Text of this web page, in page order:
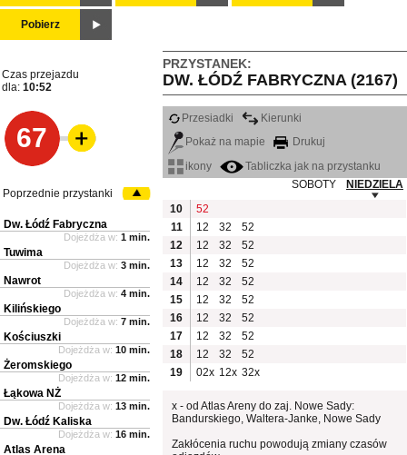
Pobierz
PRZYSTANEK:
DW. ŁÓDŹ FABRYCZNA (2167)
Czas przejazdu
dla: 10:52
67
Przesiadki
Kierunki
Pokaż na mapie
Drukuj
ikony
Tabliczka jak na przystanku
SOBOTY
NIEDZIELA
10
52
11
12 32
52
12
12 32
52
13
12 32
52
14
12 32
52
15
12 32
52
16
12 32
52
17
12 32
52
18
12 32
52
19
02x 12x 32x
x - od Atlas Areny do zaj. Nowe Sady:
Bandurskiego, Waltera-Janke, Nowe Sady
Zakłócenia ruchu powodują zmiany czasów
Poprzednie przystanki
Dw. Łódź Fabryczna
Dojeżdża w: 1 min.
Tuwima
Dojeżdża w: 3 min.
Nawrot
Dojeżdża w: 4 min.
Kilińskiego
Dojeżdża w: 7 min.
Kościuszki
Dojeżdża w: 10 min.
Żeromskiego
Dojeżdża w: 12 min.
Łąkowa NŻ
Dojeżdża w: 13 min.
Dw. Łódź Kaliska
Dojeżdża w: 16 min.
Atlas Arena